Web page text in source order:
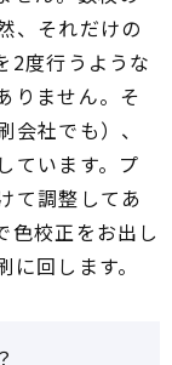
、それだけの
2度行うような
りません。そ
社でも）、
ています。プ
て調整してあ
色校正をお出し
回します。